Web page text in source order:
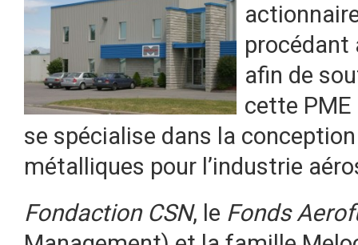
procédant
afin de
cette PME
se spécialise dans la
métalliques pour l’industrie
Fondaction CSN, le Fonds